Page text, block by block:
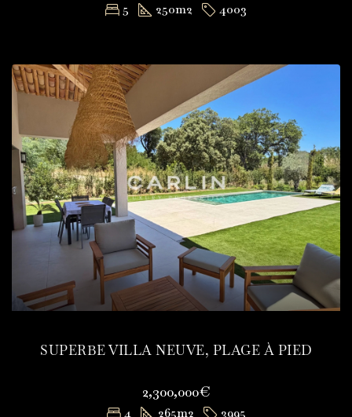
5 250m2 4003
SUPERBE VILLA NEUVE, PLAGE À PIED
2,300,000€
4 265m2 3995